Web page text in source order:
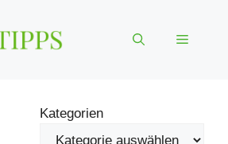
Menü
Kategorien